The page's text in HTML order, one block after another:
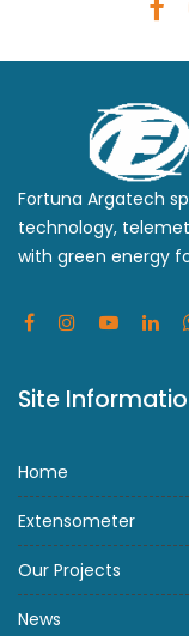
Fortuna Argatech
technology,
with green energy
Site
Home
Extensometer
Our Projects
News